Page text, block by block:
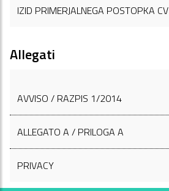
IZID PRIMERJALNEGA POSTOPKA CV
Allegati
AVVISO / RAZPIS 1/2014
ALLEGATO A / PRILOGA A
PRIVACY